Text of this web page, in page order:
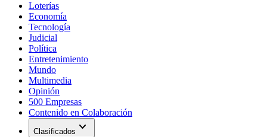
Loterías
Economía
Tecnología
Judicial
Política
Entretenimiento
Mundo
Multimedia
Opinión
500 Empresas
Contenido en Colaboración
Clasificados expand_more